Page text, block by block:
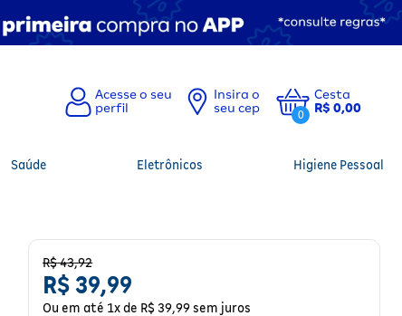
Insira o
seu cep
0
Cesta
R$ 0,00
Saúde Eletrônicos Higiene Pessoal
R$43,92
R$39,99
Ou em até 1x de R$ 39,99sem juros